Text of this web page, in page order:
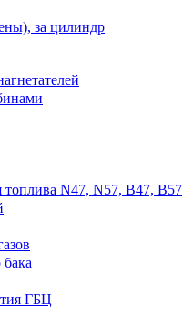
за цилиндр
топлива N47, N57, B47, B57
ГБЦ